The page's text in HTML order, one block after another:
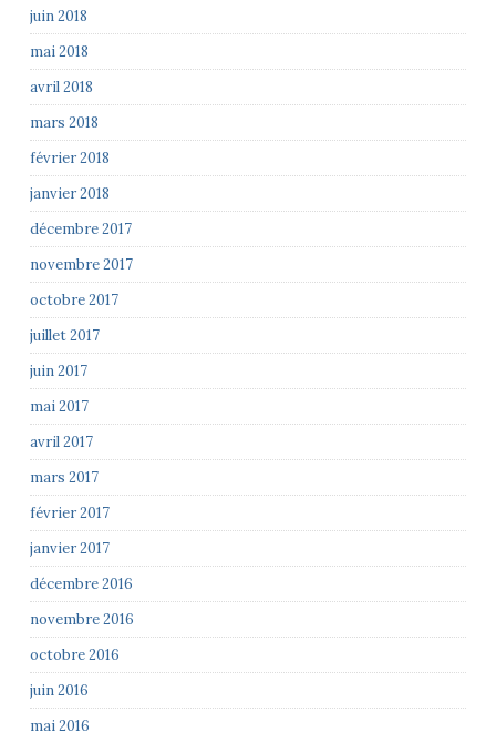
juin 2018
mai 2018
avril 2018
mars 2018
février 2018
janvier 2018
décembre 2017
novembre 2017
octobre 2017
juillet 2017
juin 2017
mai 2017
avril 2017
mars 2017
février 2017
janvier 2017
décembre 2016
novembre 2016
octobre 2016
juin 2016
mai 2016